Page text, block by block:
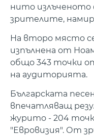
нито
зрителите,
На второ място
изпълнена от
общо 343 точки
на аудиторията.
Българската
впечатляващ
журито - 204
"Евровизия". От